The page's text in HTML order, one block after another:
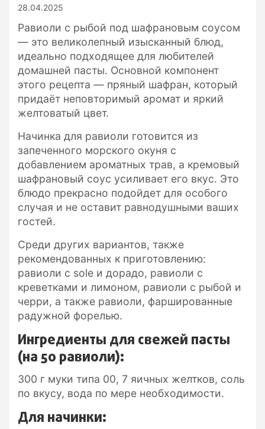
28.04.2025
Равиоли с рыбой под шафрановым соусом
— это великолепный изысканный блюд,
идеально подходящее для любителей
домашней пасты. Основной компонент
этого рецепта — пряный шафран, который
придаёт неповторимый аромат и яркий
желтоватый цвет.
Начинка для равиоли готовится из
запеченного морского окуня с
добавлением ароматных трав, а кремовый
шафрановый соус усиливает его вкус. Это
блюдо прекрасно подойдет для особого
случая и не оставит равнодушными ваших
гостей.
Среди других вариантов, также
рекомендованных к приготовлению:
равиоли с sole и дорадо, равиоли с
креветками и лимоном, равиоли с рыбой и
черри, а также равиоли, фаршированные
радужной форелью.
Ингредиенты для свежей пасты
(на 50 равиоли):
300 г муки типа 00, 7 яичных желтков, соль
по вкусу, вода по мере необходимости.
Для начинки: